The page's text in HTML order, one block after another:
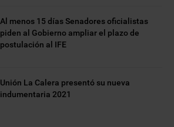
Al menos 15 días Senadores oficialistas
piden al Gobierno ampliar el plazo de
postulación al IFE
Unión La Calera presentó su nueva
indumentaria 2021